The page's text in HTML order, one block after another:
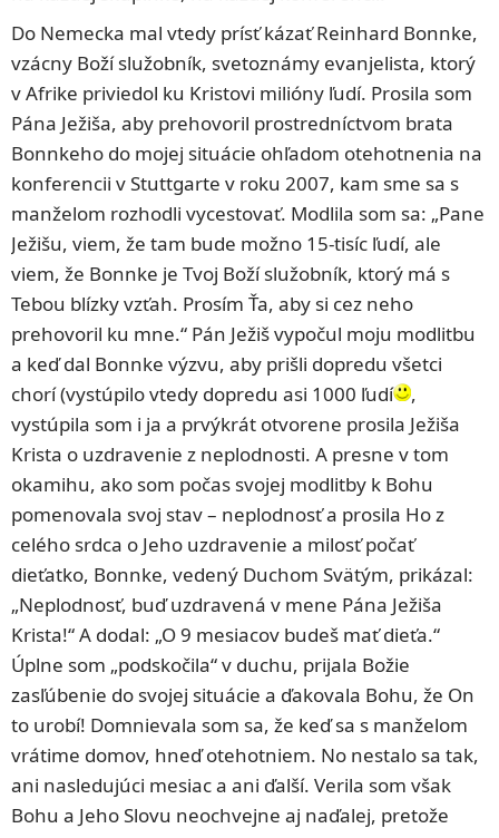
Do Nemecka mal vtedy prísť kázať Reinhard Bonnke,
vzácny Boží služobník, svetoznámy evanjelista, ktorý
v Afrike priviedol ku Kristovi milióny ľudí. Prosila som
Pána Ježiša, aby prehovoril prostredníctvom brata
Bonnkeho do mojej situácie ohľadom otehotnenia na
konferencii v Stuttgarte v roku 2007, kam sme sa s
manželom rozhodli vycestovať. Modlila som sa: „Pane
Ježišu, viem, že tam bude možno 15-tisíc ľudí, ale
viem, že Bonnke je Tvoj Boží služobník, ktorý má s
Tebou blízky vzťah. Prosím Ťa, aby si cez neho
prehovoril ku mne.“ Pán Ježiš vypočul moju modlitbu
a keď dal Bonnke výzvu, aby prišli dopredu všetci
chorí (vystúpilo vtedy dopredu asi 1000 ľudí
,
vystúpila som i ja a prvýkrát otvorene prosila Ježiša
Krista o uzdravenie z neplodnosti. A presne v tom
okamihu, ako som počas svojej modlitby k Bohu
pomenovala svoj stav – neplodnosť a prosila Ho z
celého srdca o Jeho uzdravenie a milosť počať
dieťatko, Bonnke, vedený Duchom Svätým, prikázal:
„Neplodnosť, buď uzdravená v mene Pána Ježiša
Krista!“ A dodal: „O 9 mesiacov budeš mať dieťa.“
Úplne som „podskočila“ v duchu, prijala Božie
zasľúbenie do svojej situácie a ďakovala Bohu, že On
to urobí! Domnievala som sa, že keď sa s manželom
vrátime domov, hneď otehotniem. No nestalo sa tak,
ani nasledujúci mesiac a ani ďalší. Verila som však
Bohu a Jeho Slovu neochvejne aj naďalej, pretože